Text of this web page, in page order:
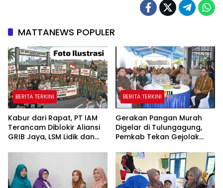
MATTANEWS POPULER
BERITA TERKINI
Kabur dari Rapat, PT IAM
Terancam Diblokir Aliansi
GRIB Jaya, LSM Lidik dan
BERITA TERKINI
Gerakan Pangan Murah
Digelar di Tulungagung,
Pemkab Tekan Gejolak
Warga